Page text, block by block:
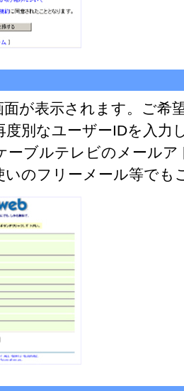
面が表示されます。ご希
度別なユーザーIDを入力
ーブルテレビのメール
いのフリーメール等でも